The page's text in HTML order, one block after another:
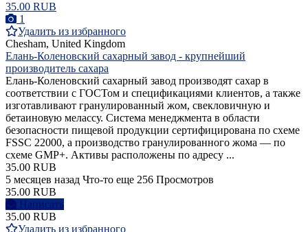
35.00 RUB
1
Удалить из избранного
Chesham, United Kingdom
Елань-Коленовский сахарный завод - крупнейший
производитель сахара
Елань-Коленовский сахарный завод производят сахар в
соответствии с ГОСТом и спецификациями клиентов, а также
изготавливают гранулированный жом, свекловичную и
бетаиновую мелассу. Система менеджмента в области
безопасности пищевой продукции сертифицирована по схеме
FSSC 22000, а производство гранулированного жома — по
схеме GMP+. Активы расположены по адресу ...
35.00 RUB
5 месяцев назад Что-то еще 256 Просмотров
35.00 RUB
Написать
35.00 RUB
Удалить из избранного